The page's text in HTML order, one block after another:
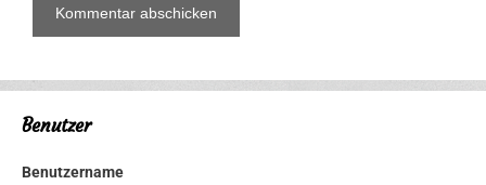
Benutzer
Benutzername